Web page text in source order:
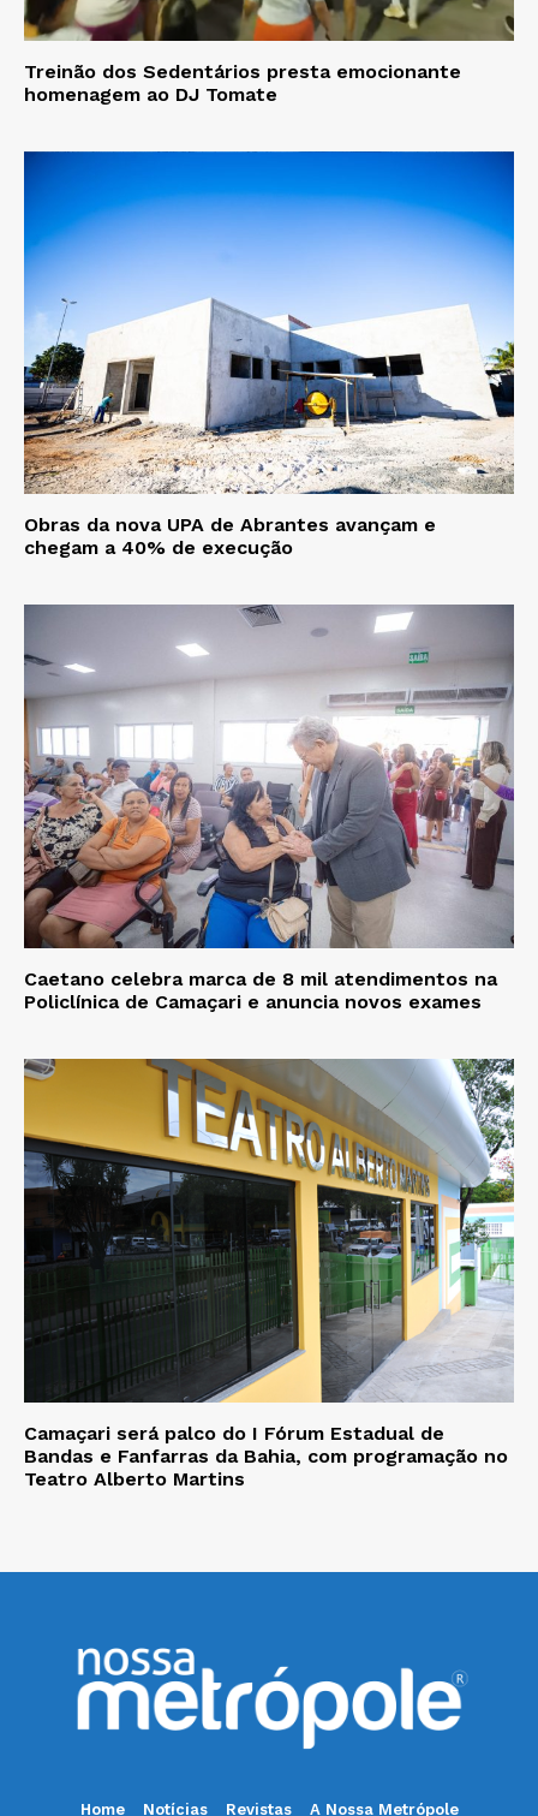
Treinão dos Sedentários presta emocionante
homenagem ao DJ Tomate
Obras da nova UPA de Abrantes avançam e
chegam a 40% de execução
Caetano celebra marca de 8 mil atendimentos na
Policlínica de Camaçari e anuncia novos exames
Camaçari será palco do I Fórum Estadual de
Bandas e Fanfarras da Bahia, com programação no
Teatro Alberto Martins
Home Notícias Revistas A Nossa Metrópole